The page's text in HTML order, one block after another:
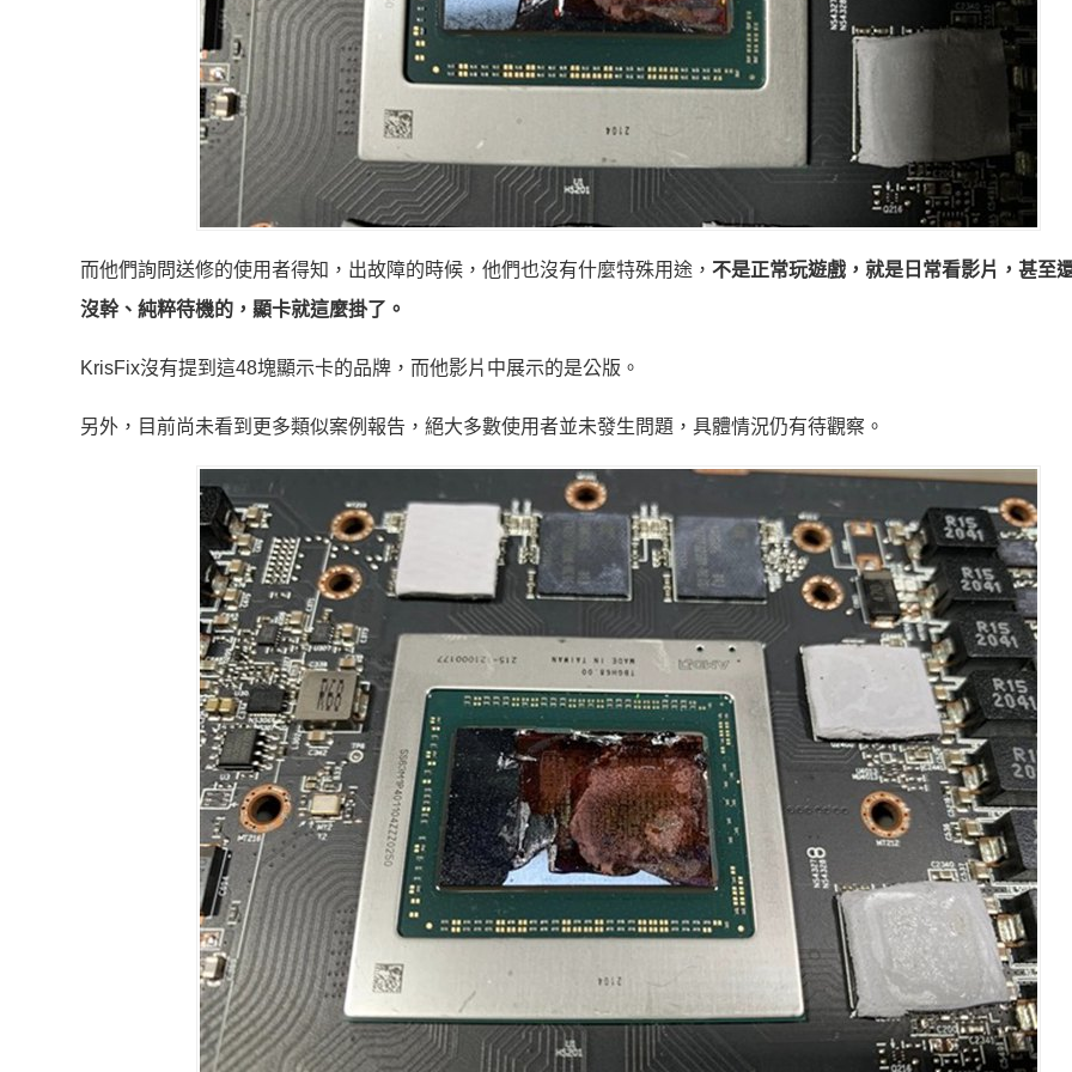
而他們詢問送修的使用者得知，出故障的時候，他們也沒有什麼特殊用途， 不是正常玩遊戲，就是日常看影片，甚至
沒幹、純粹待機的，顯卡就這麼掛了。
KrisFix沒有提到這48塊顯示卡的品牌，而他影片中展示的是公版。
另外，目前尚未看到更多類似案例報告，絕大多數使用者並未發生問題，具體情況仍有待觀察。